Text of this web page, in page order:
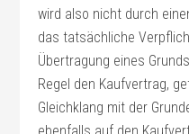
wird also nicht durch
das tatsächliche
Übertragung eines
Regel den Kaufvertrag,
Gleichklang mit der